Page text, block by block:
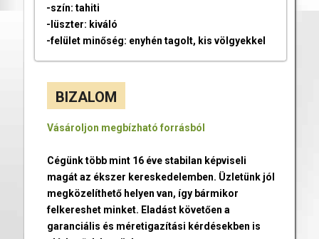
-szín: tahiti
-lüszter: kiváló
-felület minőség: enyhén tagolt, kis völgyekkel
BIZALOM
Vásároljon megbízható forrásból
Cégünk több mint 16 éve stabilan képviseli
magát az ékszer kereskedelemben. Üzletünk jól
megközelíthető helyen van, így bármikor
felkereshet minket. Eladást követően a
garanciális és méretigazítási kérdésekben is